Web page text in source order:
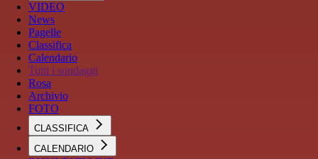
VIDEO
News
Pagelle
Classifica
Calendario
Tutti i sondaggi
Rosa
Archivio
FOTO
CLASSIFICA
CALENDARIO